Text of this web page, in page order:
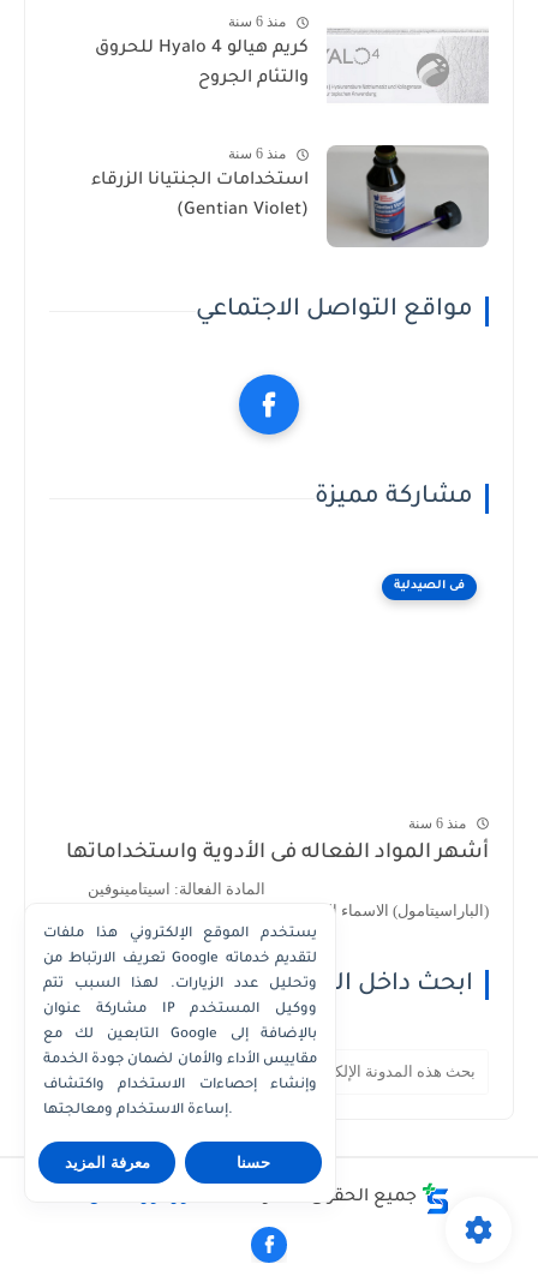
منذ 6 سنة
كريم هيالو 4 Hyalo للحروق
والتئام الجروح
منذ 6 سنة
استخدامات الجنتيانا الزرقاء
(Gentian Violet)
مواقع التواصل الاجتماعي
مشاركة مميزة
فى الصيدلية
منذ 6 سنة
أشهر المواد الفعاله فى الأدوية واستخداماتها
المادة الفعالة: اسيتامينوفين
(الباراسيتامول) الاسماء التجارية : 1- اسيتامينوف...
ابحث داخل الموقع
جميع الحقوق محفوظة ©
يستخدم الموقع الإلكتروني هذا ملفات
تعريف الارتباط من Google لتقديم خدماته
وتحليل عدد الزيارات. لهذا السبب تتم
مشاركة عنوان IP ووكيل المستخدم
التابعين لك مع Google بالإضافة إلى
مقاييس الأداء والأمان لضمان جودة الخدمة
وإنشاء إحصاءات الاستخدام واكتشاف
إساءة الاستخدام ومعالجتها.
معرفة المزيد حسنا